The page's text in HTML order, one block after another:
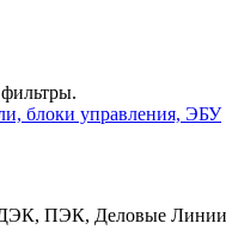
ПЭК, Деловые